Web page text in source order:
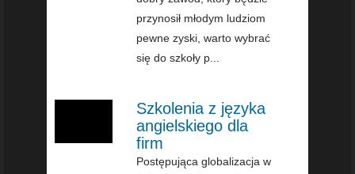
przynosił młodym ludziom
pewne zyski, warto wybrać
się do szkoły p...
Szkolenia z języka
angielskiego dla
firm
Postępująca globalizacja w